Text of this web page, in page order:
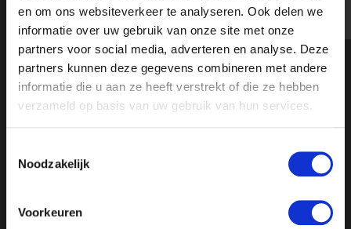
en om ons websiteverkeer te analyseren. Ook delen we
informatie over uw gebruik van onze site met onze
partners voor social media, adverteren en analyse. Deze
partners kunnen deze gegevens combineren met andere
informatie die u aan ze heeft verstrekt of die ze hebben
verzameld op basis van uw gebruik van hun services.
Noodzakelijk
Voorkeuren